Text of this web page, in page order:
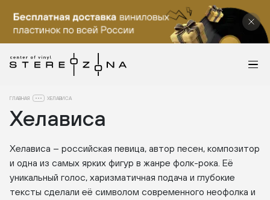
ГЛАВНАЯ ХЕЛАВИСА
Хелависа
Хелависа – российская певица, автор песен, композитор
и одна из самых ярких фигур в жанре фолк-рока. Её
уникальный голос, харизматичная подача и глубокие
тексты сделали её символом современного неофолка и